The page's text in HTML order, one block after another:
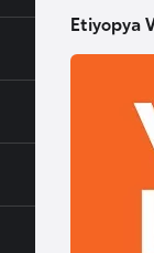
Etiyopya